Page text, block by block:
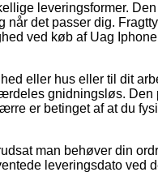
leveringsformer.
det passer dig.
ved køb af Uag
eller hus eller til dit
gnidningsløs. Den
er betinget af at du
man behøver din
leveringsdato ved